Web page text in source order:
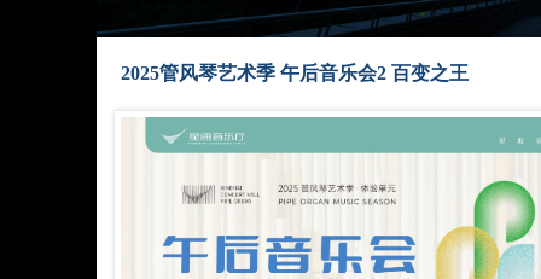
2025管风琴艺术季 午后音乐会2 百变之王